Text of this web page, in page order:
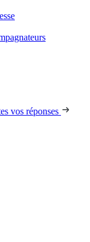
vos réponses